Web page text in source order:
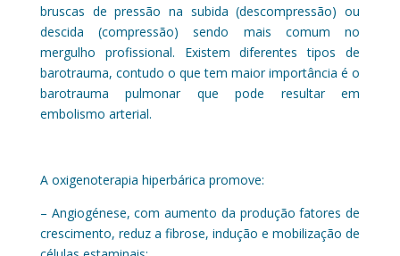
bruscas de pressão na subida (descompressão) ou
descida (compressão) sendo mais comum no
mergulho profissional. Existem diferentes tipos de
barotrauma, contudo o que tem maior importância é o
barotrauma pulmonar que pode resultar em
embolismo arterial.
A oxigenoterapia hiperbárica promove:
– Angiogénese, com aumento da produção fatores de
crescimento, reduz a fibrose, indução e mobilização de